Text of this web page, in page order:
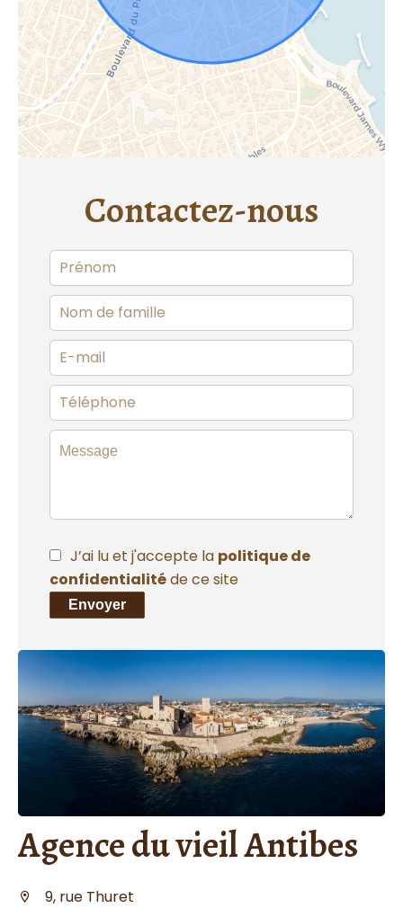
Contactez-nous
J’ai lu et j'accepte la politique de
confidentialitéde ce site
Envoyer
Agence du vieil Antibes
9, rue Thuret